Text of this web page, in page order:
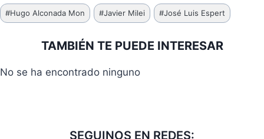
Etiquetas
de
#Hugo Alconada Mon #Javier Milei #José Luis Espert
TAMBIÉN TE PUEDE INTERESAR
No se ha encontrado ninguno
SEGUINOS EN REDES: